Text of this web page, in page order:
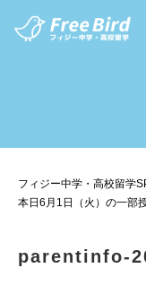
フィジー中学・高校留学
本日6月1日（火）の一部
parentinfo-